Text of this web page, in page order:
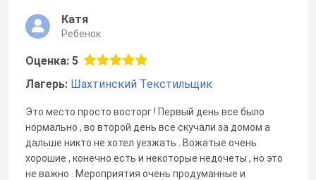
Катя
Ребенок
Оценка: 5
Лагерь: Шахтинский Текстильщик
Это место просто восторг ! Первый день все было
нормально , во второй день все скучали за домом а
дальше никто не хотел уезжать . Вожатые очень
хорошие , конечно есть и некоторые недочеты , но это
не важно . Мероприятия очень продуманные и